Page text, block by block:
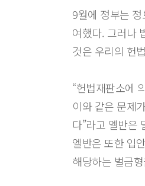
9월에 정부는
여했다. 그러나
것은 우리의 헌
“헌법재판소에
이와 같은 문제
다”라고 엘반은
엘반은 또한 입
해당하는 벌금